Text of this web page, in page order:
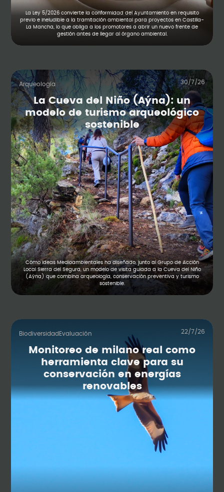
La Ley 5/2026 convierte la conformidad del Ayuntamiento en requisito
previo e ineludible a la tramitación ambiental para proyectos en Castilla-
La Mancha, lo que obliga a los promotores a abrir un nuevo frente de
gestión antes de llegar al órgano ambiental.
Arqueología 30/7/26
La Cueva del Niño (Aýna): un
modelo de turismo arqueológico
sostenible
Cómo Ideas Medioambientales ha diseñado, junto al Grupo de Acción
Local Sierra del Segura, un modelo de visita guiada a la Cueva del Niño
(Aýna) que combina arqueología, conservación preventiva y turismo
sostenible.
Biodiversidad Evaluación 22/7/26
Monitoreo de milano real como
herramienta clave para su
conservación en energías
renovables